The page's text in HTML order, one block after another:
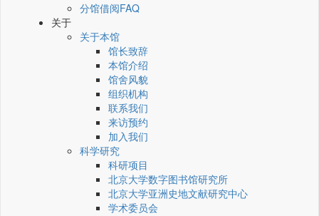
分馆借阅FAQ
关于
关于本馆
馆长致辞
本馆介绍
馆舍风貌
组织机构
联系我们
来访预约
加入我们
科学研究
科研项目
北京大学数字图书馆研究所
北京大学亚洲史地文献研究中心
学术委员会